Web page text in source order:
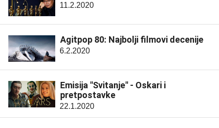
11.2.2020
Agitpop 80: Najbolji filmovi decenije
6.2.2020
Emisija "Svitanje" - Oskari i
pretpostavke
22.1.2020